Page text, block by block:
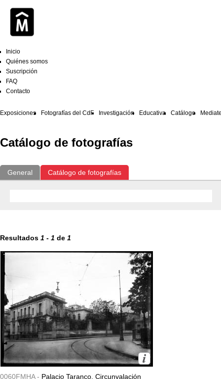
Inicio
Quiénes somos
Suscripción
FAQ
Contacto
Catálogo de fotografías
General Catálogo de fotografías
Resultados 1 - 1 de 1
0060FMHA - Palacio Taranco. Circunvalación
Exposiciones Fotografías del CdF Investigación Educativa Catálogo